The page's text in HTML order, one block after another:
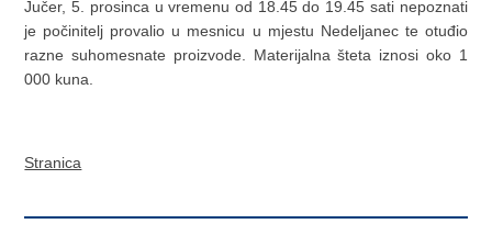
Jučer, 5. prosinca u vremenu od 18.45 do 19.45 sati nepoznati
je počinitelj provalio u mesnicu u mjestu Nedeljanec te otuđio
razne suhomesnate proizvode. Materijalna šteta iznosi oko 1
000 kuna.
Stranica